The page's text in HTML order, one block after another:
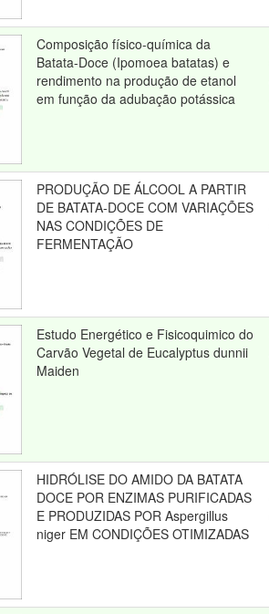
Composição físico-química da
Batata-Doce (Ipomoea batatas) e
rendimento na produção de etanol
em função da adubação potássica
PRODUÇÃO DE ÁLCOOL A PARTIR
DE BATATA-DOCE COM VARIAÇÕES
NAS CONDIÇÕES DE
FERMENTAÇÃO
Estudo Energético e Fisicoquimico do
Carvão Vegetal de Eucalyptus dunnii
Maiden
HIDRÓLISE DO AMIDO DA BATATA
DOCE POR ENZIMAS PURIFICADAS
E PRODUZIDAS POR Aspergillus
niger EM CONDIÇÕES OTIMIZADAS